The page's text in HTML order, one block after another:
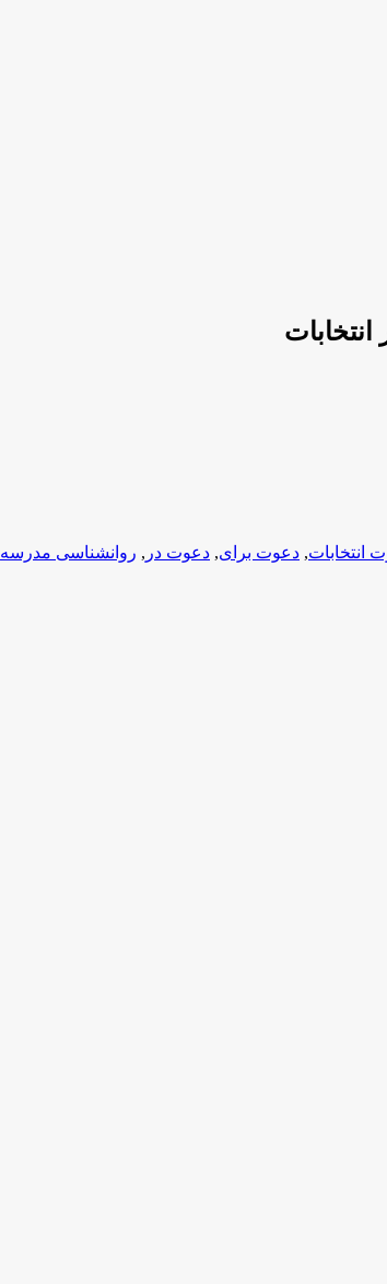
انتخابات, دعوت برای, دعوت در , روانشناسی مدرسه